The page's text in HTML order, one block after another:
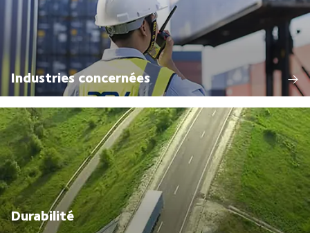
Industries concernées
Durabilité